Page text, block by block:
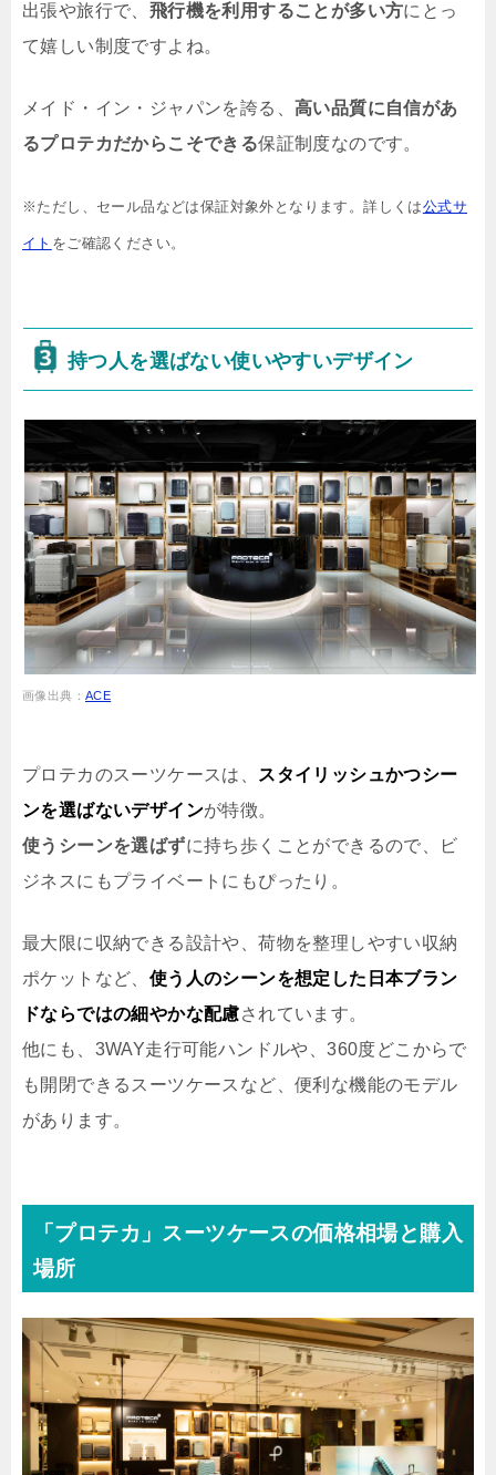
出張や旅行で、 飛行機を利用することが多い方にとっ
て嬉しい制度ですよね。
メイド・イン・ジャパンを誇る、 高い品質に自信があ
るプロテカだからこそできる保証制度なのです。
※ただし、セール品などは保証対象外となります。詳しくは公式サ
イト をご確認ください。
持つ人を選ばない使いやすいデザイン
画像出典： ACE
プロテカのスーツケースは、
スタイリッシュかつシー
ンを選ばないデザインが特徴。
使うシーンを選ばずに持ち歩くことができるので、ビ
ジネスにもプライベートにもぴったり。
最大限に収納できる設計や、荷物を整理しやすい収納
ポケットなど、 使う人のシーンを想定した日本ブラン
ドならではの細やかな配慮されています。
他にも、3WAY走行可能ハンドルや、360度どこからで
も開閉できるスーツケースなど、便利な機能のモデル
があります。
「プロテカ」スーツケースの価格相場と購入
場所